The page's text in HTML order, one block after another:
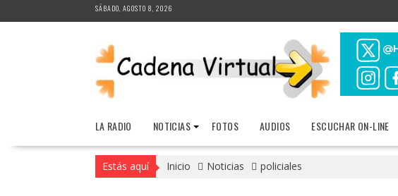
al
SÁBADO, AGOSTO 8, 2026
LA RADIO NOTICIAS FOTOS AUDIOS ESCUCHAR ON-LINE
Estás aquí Inicio Noticias policiales